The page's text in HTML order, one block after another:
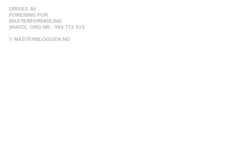
DRIVES AV
FORENING FOR
MASTERFORMIDLING
(MAFO). ORG.NR.: 994 772 015
© MASTERBLOGGEN.NO